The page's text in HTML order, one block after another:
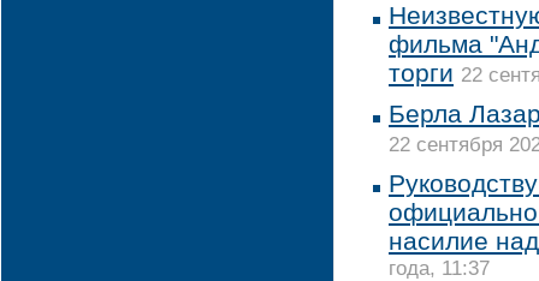
фильма
торги 22
Берла
22 сентября
насилие
года, 11:37